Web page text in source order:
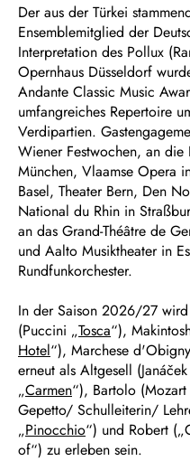
Der aus der Türkei
Ensemblemitglied der
Interpretation des Pollux
Opernhaus Düsseldorf
Andante Classic Music
umfangreiches Repertoire
Verdipartien.
Wiener Festwochen, an die
München, Vlaamse Opera
Basel, Theater Bern, Den
National du Rhin in
an das Grand-Théâtre de
und Aalto Musiktheater in
Rundfunkorchester.
In der Saison 2026/27
(Puccini „Tosca“),
Hotel“), Marchese
erneut als Altgesell
„Carmen“), Bartolo (Mozart
Gepetto/ Schulleiterin/
„Pinocchio“) und Robert
of“) zu erleben sein.